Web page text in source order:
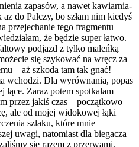
zapasów, a nawet kawiarnia-
do Palczy, bo szłam nim kiedyś
przejechanie tego fragmentu
że będzie super łatwo.
podjazd z tylko maleńką
się szykować na wręcz za
– aż szkoda tam tak gnać!
wchodzi. Dla wyrównania, popas
Zaraz potem spotkałam
przez jakiś czas – początkowo
ale od mojej widokowej łąki
szlaku, które mnie
uwagi, natomiast dla biegacza
się razem z przerwami,